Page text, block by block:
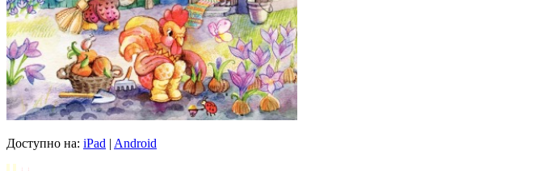
Доступно на: iPad | Android